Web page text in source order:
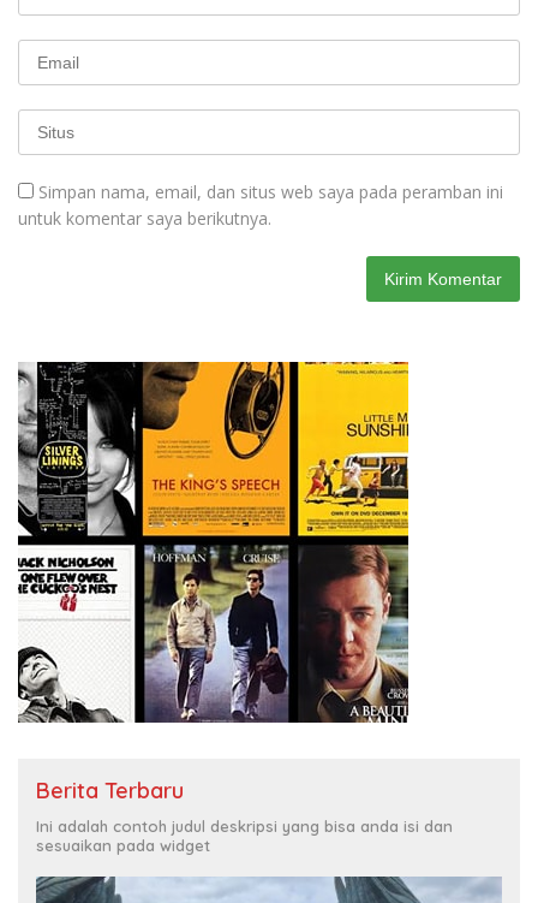
Simpan nama, email, dan situs web saya pada peramban ini
untuk komentar saya berikutnya.
Berita Terbaru
Ini adalah contoh judul deskripsi yang bisa anda isi dan
sesuaikan pada widget